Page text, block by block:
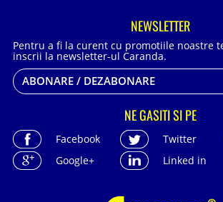
NEWSLETTER
Pentru a fi la curent cu promotiile noastre
inscrii la newsletter-ul Caranda.
ABONARE / DEZABONARE
NE GASITI SI PE
Facebook
Twitter
Google+
Linked in